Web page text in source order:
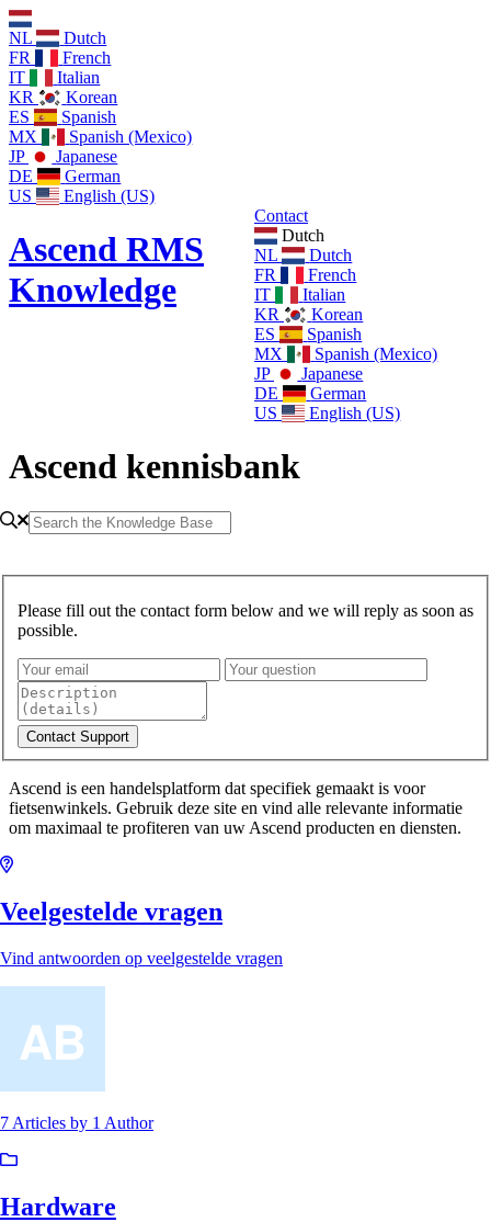
NL
Dutch
FR
French
IT
Italian
KR
Korean
ES
Spanish
MX
Spanish (Mexico)
JP
Japanese
DE
German
US
English (US)
Ascend RMS
Knowledge
Contact
Dutch
NL
Dutch
FR
French
IT
Italian
KR
Korean
ES
Spanish
MX
Spanish (Mexico)
JP
Japanese
DE
German
US
English (US)
Ascend kennisbank
Please fill out the contact form below and we will reply as soon as
possible.
Ascend is een handelsplatform dat specifiek gemaakt is voor
fietsenwinkels. Gebruik deze site en vind alle relevante informatie
om maximaal te profiteren van uw Ascend producten en diensten.
Veelgestelde vragen
Vind antwoorden op veelgestelde vragen
7 Articles by 1 Author
Hardware